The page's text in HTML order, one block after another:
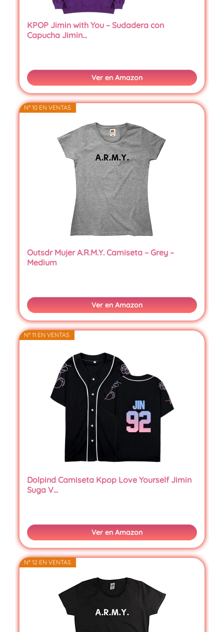
KPOP Jimin with You – Sudadera con
Capucha Jimin…
Ver en Amazon
Nº 10 EN VENTAS
Outsdr Mujer A.R.M.Y. Camiseta – Grey –
Medium
Ver en Amazon
Nº 11 EN VENTAS
Dolpind Camiseta Kpop Love Yourself Jimin
Suga V…
Ver en Amazon
Nº 12 EN VENTAS